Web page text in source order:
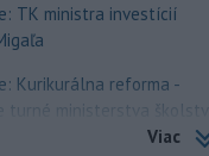
TK ministra investícií
Kurikurálna reforma -
turné ministerstva školstva
Viac